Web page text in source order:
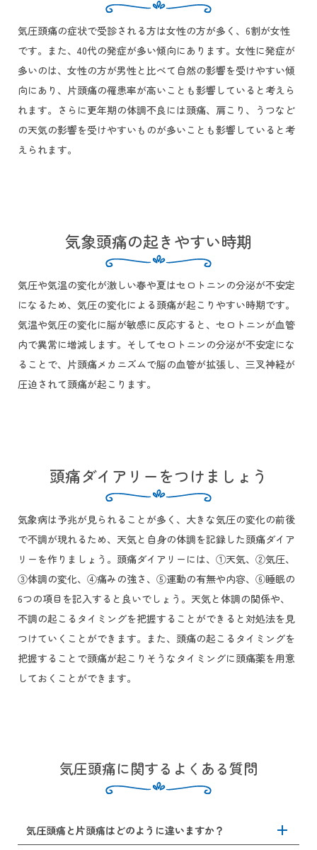
気圧頭痛の症状で受診される方は女性の方が多く、6割が女性
です。また、40代の発症が多い傾向にあります。女性に発症が
多いのは、女性の方が男性と比べて自然の影響を受けやすい傾
向にあり、片頭痛の罹患率が高いことも影響していると考えら
れます。さらに更年期の体調不良には頭痛、肩こり、うつなど
の天気の影響を受けやすいものが多いことも影響していると考
えられます。
気象頭痛の起きやすい時期
気圧や気温の変化が激しい春や夏はセロトニンの分泌が不安定
になるため、気圧の変化による頭痛が起こりやすい時期です。
気温や気圧の変化に脳が敏感に反応すると、セロトニンが血管
内で異常に増減します。そしてセロトニンの分泌が不安定にな
ることで、片頭痛メカニズムで脳の血管が拡張し、三叉神経が
圧迫されて頭痛が起こります。
頭痛ダイアリーをつけましょう
気象病は予兆が見られることが多く、大きな気圧の変化の前後
で不調が現れるため、天気と自身の体調を記録した頭痛ダイア
リーを作りましょう。頭痛ダイアリーには、①天気、②気圧、
③体調の変化、④痛みの強さ、⑤運動の有無や内容、⑥睡眠の
6つの項目を記入すると良いでしょう。天気と体調の関係や、
不調の起こるタイミングを把握することができると対処法を見
つけていくことができます。また、頭痛の起こるタイミングを
把握することで頭痛が起こりそうなタイミングに頭痛薬を用意
しておくことができます。
気圧頭痛に関するよくある質問
気圧頭痛と片頭痛はどのように違いますか？ add